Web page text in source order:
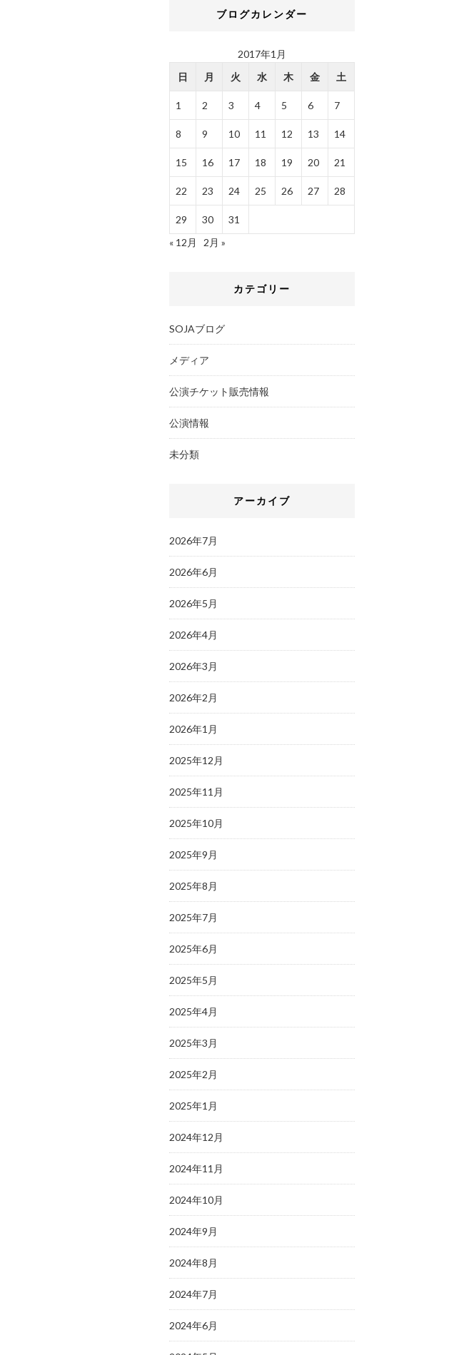
ブログカレンダー
2017年1月
日
月 火 水 木 金 土
1 2 3 4 5 6 7
8 9 10 11 12 13 14
15 16 17 18 19 20 21
22 23 24 25 26 27 28
29 30
31
« 12月
2月 »
カテゴリー
SOJAブログ
メディア
公演チケット販売情報
公演情報
未分類
アーカイブ
2026年7月
2026年6月
2026年5月
2026年4月
2026年3月
2026年2月
2026年1月
2025年12月
2025年11月
2025年10月
2025年9月
2025年8月
2025年7月
2025年6月
2025年5月
2025年4月
2025年3月
2025年2月
2025年1月
2024年12月
2024年11月
2024年10月
2024年9月
2024年8月
2024年7月
2024年6月